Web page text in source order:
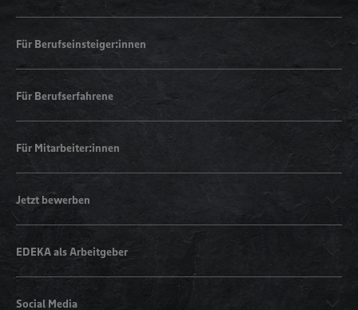
Für Berufseinsteiger:innen
Für Berufserfahrene
Für Mitarbeiter:innen
Jetzt bewerben
EDEKA als Arbeitgeber
Social Media